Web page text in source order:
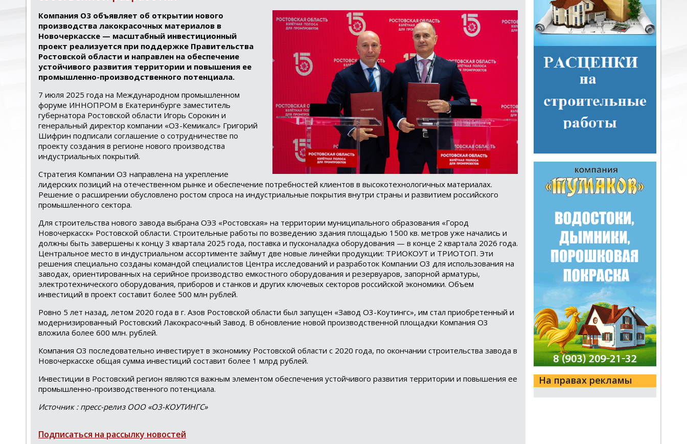
Компания O3 объявляет об открытии нового
производства лакокрасочных материалов в
Новочеркасске — масштабный инвестиционный
проект реализуется при поддержке Правительства
Ростовской области и направлен на обеспечение
устойчивого развития территории и повышения ее
промышленно-производственного потенциала.
7 июля 2025 года на Международном промышленном
форуме ИННОПРОМ в Екатеринбурге заместитель
губернатора Ростовской области Игорь Сорокин и
генеральный директор компании «О3-Кемикалс» Григорий
Шифрин подписали соглашение о сотрудничестве по
проекту создания в регионе нового производства
индустриальных покрытий.
Стратегия Компании О3 направлена на укрепление
лидерских позиций на отечественном рынке и обеспечение потребностей клиентов в высокотехнологичных материалах.
Решение о расширении обусловлено ростом спроса на индустриальные покрытия внутри страны и развитием российского
промышленного сектора.
Для строительства нового завода выбрана ОЭЗ «Ростовская» на территории муниципального образования «Город
Новочеркасск» Ростовской области. Строительные работы по возведению здания площадью 1500 кв. метров уже начались и
должны быть завершены к концу 3 квартала 2025 года, поставка и пусконаладка оборудования — в конце 2 квартала 2026 года.
Центральное место в индустриальном ассортименте займут две новые линейки продукции: ТРИОКОУТ и ТРИОТОП. Эти
решения специально созданы командой специалистов Центра исследований и разработок Компании О3 для использования на
заводах, ориентированных на серийное производство емкостного оборудования и резервуаров, запорной арматуры,
электротехнического оборудования, приборов и станков и других ключевых секторов российской экономики. Объем
инвестиций в проект составит более 500 млн рублей.
Ровно 5 лет назад, летом 2020 года в г. Азов Ростовской области был запущен «Завод О3-Коутингс», им стал приобретенный и
модернизированный Ростовский Лакокрасочный Завод. В обновление новой производственной площадки Компания О3
вложила более 600 млн. рублей.
Компания О3 последовательно инвестирует в экономику Ростовской области с 2020 года, по окончании строительства завода в
Новочеркасске общая сумма инвестиций составит более 1 млрд рублей.
Инвестиции в Ростовский регион являются важным элементом обеспечения устойчивого развития территории и повышения ее
промышленно-производственного потенциала.
Источник : пресс-релиз ООО «О3-КОУТИНГС»
Подписаться на рассылку новостей
На правах рекламы